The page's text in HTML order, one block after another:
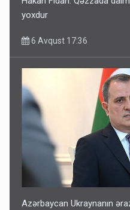
yoxdur
6 Avqust 17:36
Azərbaycan Ukraynanın